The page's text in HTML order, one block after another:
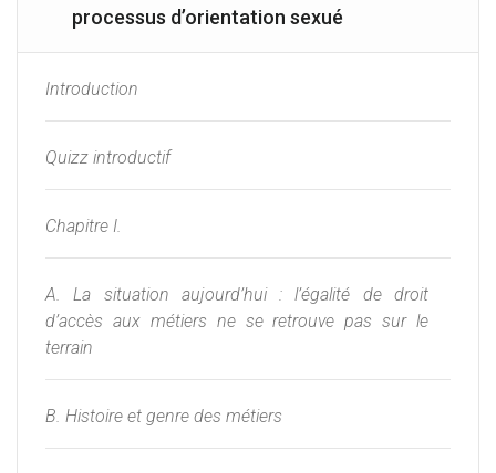
processus d’orientation sexué
Introduction
Quizz introductif
Chapitre I.
A. La situation aujourd’hui : l’égalité de droit
d’accès aux métiers ne se retrouve pas sur le
terrain
B. Histoire et genre des métiers